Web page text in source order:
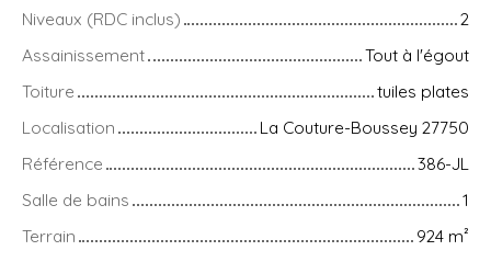
Niveaux (RDC inclus)
2
Assainissement
Tout à l'égout
Toiture
tuiles plates
Localisation
La Couture-Boussey 27750
Référence
386-JL
Salle de bains
1
Terrain
924 m²